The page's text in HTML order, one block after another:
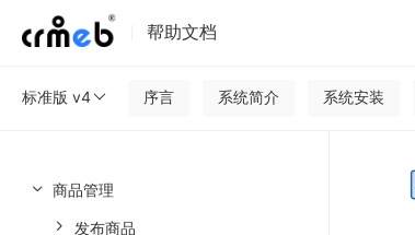
帮助文档
标准版 v4 序言 系统简介 系统安装
商品管理
发布商品